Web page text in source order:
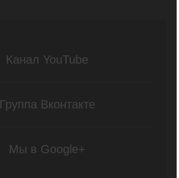
Канал YouTube
Группа Вконтакте
Мы в Google+